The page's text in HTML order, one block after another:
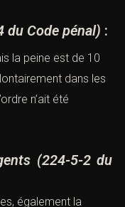
du Code pénal)
la peine est de 10
dans
(224-5-2 du